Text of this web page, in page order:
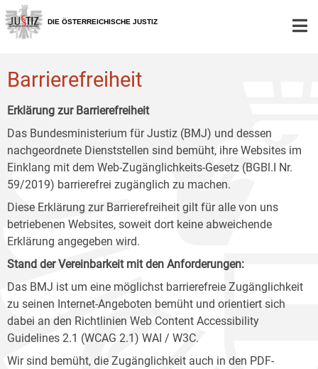
Zur
Hauptnavigation
[1]
Zum
Inhalt
[2]
Zum
Untermenü
[3]
DIE ÖSTERREICHISCHE JUSTIZ
Barrierefreiheit
Erklärung zur Barrierefreiheit
Das Bundesministerium für Justiz (BMJ) und dessen
nachgeordnete Dienststellen sind bemüht, ihre Websites im
Einklang mit dem Web-Zugänglichkeits-Gesetz (BGBl.I Nr.
59/2019) barrierefrei zugänglich zu machen.
Diese Erklärung zur Barrierefreiheit gilt für alle von uns
betriebenen Websites, soweit dort keine abweichende
Erklärung angegeben wird.
Stand der Vereinbarkeit mit den Anforderungen:
Das BMJ ist um eine möglichst barrierefreie Zugänglichkeit
zu seinen Internet-Angeboten bemüht und orientiert sich
dabei an den Richtlinien Web Content Accessibility
Guidelines 2.1 (WCAG 2.1) WAI / W3C.
Wir sind bemüht, die Zugänglichkeit auch in den PDF-